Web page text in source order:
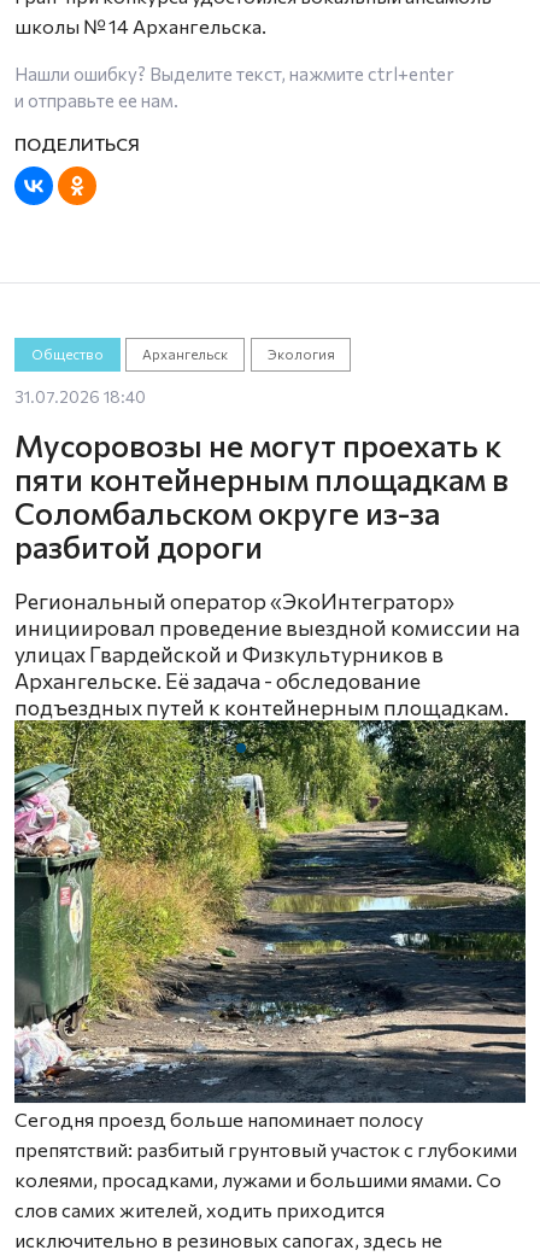
школы № 14 Архангельска.
Нашли ошибку? Выделите текст, нажмите ctrl+enter
и отправьте ее нам.
Общество Архангельск Экология
31.07.2026 18:40
Мусоровозы не могут проехать к
пяти контейнерным площадкам в
Соломбальском округе из-за
разбитой дороги
Региональный оператор «ЭкоИнтегратор»
инициировал проведение выездной комиссии на
улицах Гвардейской и Физкультурников в
Архангельске. Её задача - обследование
подъездных путей к контейнерным площадкам.
Сегодня проезд больше напоминает полосу
препятствий: разбитый грунтовый участок с глубокими
колеями, просадками, лужами и большими ямами. Со
слов самих жителей, ходить приходится
исключительно в резиновых сапогах, здесь не